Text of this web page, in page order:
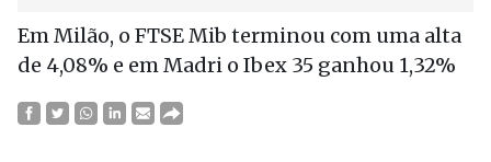
Em Milão, o FTSE Mib terminou com uma alta
de 4,08% e em Madri o Ibex 35 ganhou 1,32%